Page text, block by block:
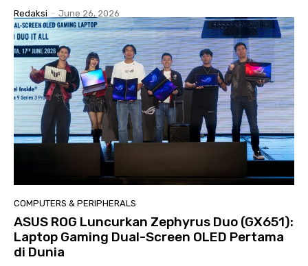
Redaksi - June 26, 2026
COMPUTERS & PERIPHERALS
ASUS ROG Luncurkan Zephyrus Duo (GX651):
Laptop Gaming Dual-Screen OLED Pertama
di Dunia